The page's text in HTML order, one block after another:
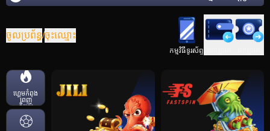
ចូលប្រព័ន្ធ/ចុះឈ្មោះ
កម្មវិធីទូរស័ព្ទ
ហ្គេមកំពុង
ពេញ
និយម